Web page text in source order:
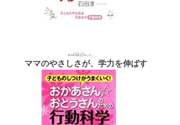
ママのやさしさが、学力を伸ばす